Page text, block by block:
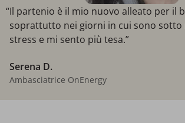
“Il partenio è il mio nuovo alleato per il
soprattutto nei giorni in cui sono sotto
stress e mi sento più tesa.”
Serena D.
Ambasciatrice OnEnergy